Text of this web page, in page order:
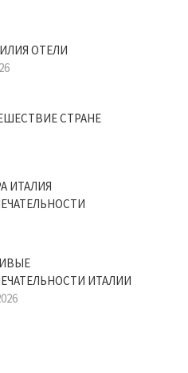
ОТЕЛИ
СТРАНЕ
ИТАЛИЯ
ИТАЛИИ